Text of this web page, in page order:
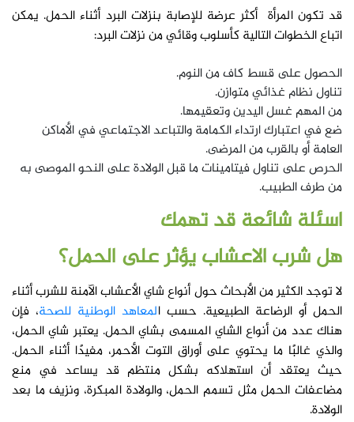
قد تكون المرأة أكثر عرضة للإصابة بنزلات البرد أثناء الحمل. يمكن
اتباع الخطوات التالية كأسلوب وقائي من نزلات البرد:
الحصول على قسط كاف من النوم.
تناول نظام غذائي متوازن.
من المهم غسل اليدين وتعقيمها.
ضع في اعتبارك ارتداء الكمامة والتباعد الاجتماعي في الأماكن
العامة أو بالقرب من المرضى.
الحرص على تناول فيتامينات ما قبل الولادة على النحو الموصى به
من طرف الطبيب.
اسئلة شائعة قد تهمك
هل شرب الاعشاب يؤثر على الحمل؟
لا توجد الكثير من الأبحاث حول أنواع شاي الأعشاب الآمنة للشرب أثناء
الحمل أو الرضاعة الطبيعية. حسب المعاهد الوطنية للصحة، فإن
هناك عدد من أنواع الشاي المسمى بشاي الحمل. يعتبر شاي الحمل،
والذي غالبًا ما يحتوي على أوراق التوت الأحمر، مفيدًا أثناء الحمل.
حيث يعتقد أن استهلاكه بشكل منتظم قد يساعد في منع
مضاعفات الحمل مثل تسمم الحمل، والولادة المبكرة، ونزيف ما بعد
الولادة.